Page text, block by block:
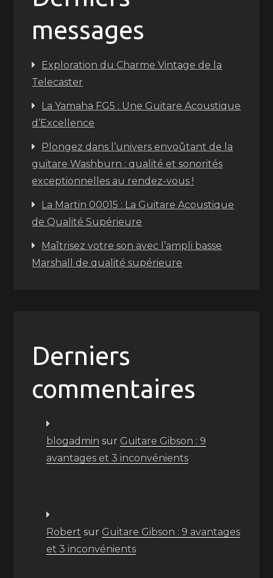
messages
Exploration du Charme Vintage de la
Telecaster
La Yamaha FG5 : Une Guitare Acoustique
d’Excellence
Plongez dans l’univers envoûtant de la
guitare Washburn : qualité et sonorités
exceptionnelles au rendez-vous !
La Martin 00015 : La Guitare Acoustique
de Qualité Supérieure
Maîtrisez votre son avec l’ampli basse
Marshall de qualité supérieure
Derniers
commentaires
blogadmin sur Guitare Gibson : 9
avantages et 3 inconvénients
Robert sur Guitare Gibson : 9 avantages
et 3 inconvénients